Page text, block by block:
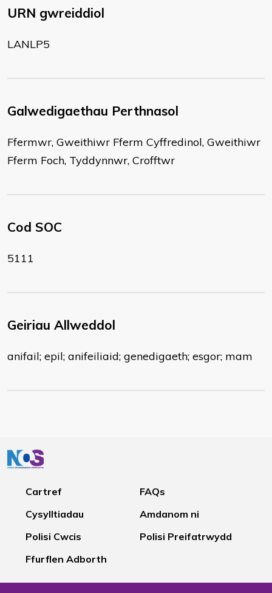
URN gwreiddiol
LANLP5
Galwedigaethau Perthnasol
Ffermwr, Gweithiwr Fferm Cyffredinol, Gweithiwr
Fferm Foch, Tyddynnwr, Crofftwr
Cod SOC
5111
Geiriau Allweddol
anifail; epil; anifeiliaid; genedigaeth; esgor; mam
Cartref
FAQs
Cysylltiadau
Amdanom ni
Polisi Cwcis
Polisi Preifatrwydd
Ffurflen Adborth